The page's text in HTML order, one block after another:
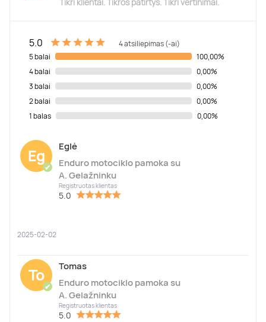
5.0
4 atsiliepimas (-ai)
5 balai
100,00%
4 balai
0,00%
3 balai
0,00%
2 balai
0,00%
1 balas
0,00%
Eg
✔
Eglė
Enduro motociklo pamoka su
A. Gelažninku
Registruotas klientas
5.0
2025-02-02
To
✔
Tomas
Enduro motociklo pamoka su
A. Gelažninku
Registruotas klientas
5.0